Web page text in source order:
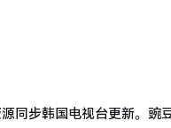
同步韩国电视台更新。豌